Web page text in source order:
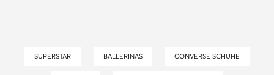
SUPERSTAR BALLERINAS CONVERSE SCHUHE